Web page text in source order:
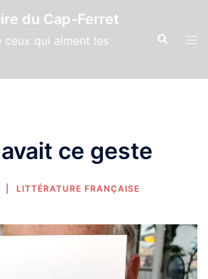
du Cap-Ferret
qui aiment les
ce geste
LITTÉRATURE FRANÇAISE